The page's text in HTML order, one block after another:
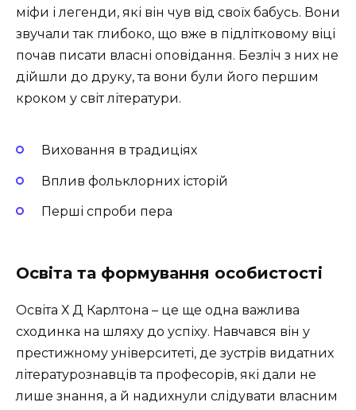
міфи і легенди, які він чув від своїх бабусь. Вони
звучали так глибоко, що вже в підлітковому віці
почав писати власні оповідання. Безліч з них не
дійшли до друку, та вони були його першим
кроком у світ літератури.
Виховання в традиціях
Вплив фольклорних історій
Перші спроби пера
Освіта та формування особистості
Освіта Х Д Карлтона – це ще одна важлива
сходинка на шляху до успіху. Навчався він у
престижному університеті, де зустрів видатних
літературознавців та професорів, які дали не
лише знання, а й надихнули слідувати власним